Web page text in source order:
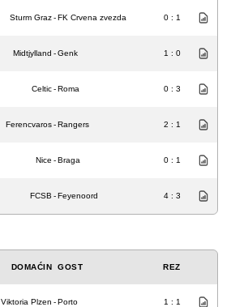
Sturm Graz-FK Crvena zvezda 0 : 1
Midtjylland -Genk 1 : 0
Celtic-Roma 0 : 3
Ferencvaros-Rangers 2 : 1
Nice -Braga 0 : 1
FCSB -Feyenoord 4 : 3
DOMAĆIN GOST REZ
Viktoria Plzen -Porto 1 : 1